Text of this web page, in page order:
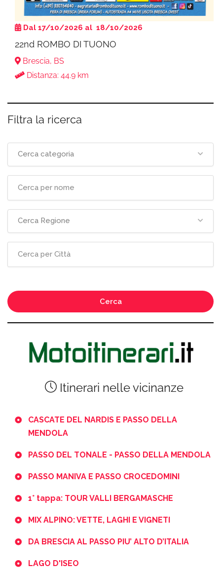
Dal 17/10/2026 al 18/10/2026
22nd ROMBO DI TUONO
Brescia, BS
Distanza: 44.9 km
Filtra la ricerca
Cerca categoria
Cerca Regione
Cerca
Itinerari nelle vicinanze
CASCATE DEL NARDIS E PASSO DELLA
MENDOLA
PASSO DEL TONALE - PASSO DELLA MENDOLA
PASSO MANIVA E PASSO CROCEDOMINI
1° tappa: TOUR VALLI BERGAMASCHE
MIX ALPINO: VETTE, LAGHI E VIGNETI
DA BRESCIA AL PASSO PIU’ ALTO D’ITALIA
LAGO D'ISEO